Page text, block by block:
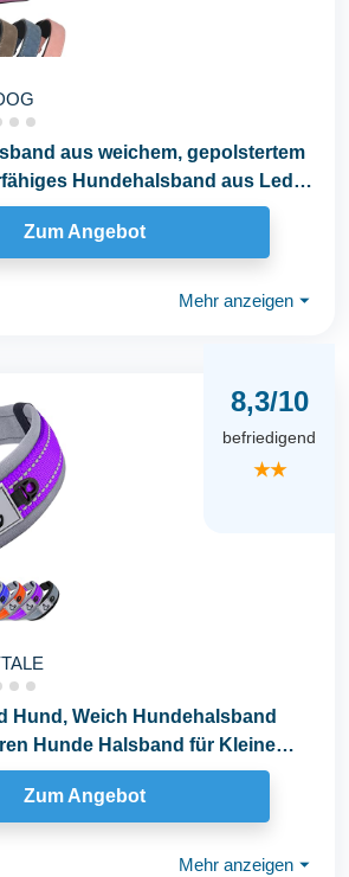
aus weichem, gepolstertem
Hundehalsband aus Leder
Zum Angebot
Mehr anzeigen ⏷
8,3/10
befriedigend
★★
Hund, Weich Hundehalsband
Hunde Halsband für Kleine
Zum Angebot
Mehr anzeigen ⏷